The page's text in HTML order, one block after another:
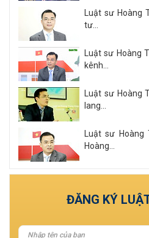
Luật sư Hoàng
tư...
Luật sư Hoàng
kênh...
Luật sư Hoàng
lang...
Luật sư
Hoàng...
ĐĂNG KÝ